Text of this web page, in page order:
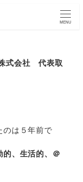
MENU
式会社 代表取
のは５年前で
的、生活的、＠